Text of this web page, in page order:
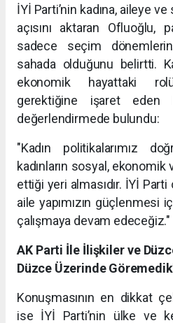
İYİ Parti’nin kadına, aileye
açısını aktaran Ofluoğlu,
sadece seçim
sahada olduğunu belirtti.
ekonomik hayattaki
gerektiğine işaret eden
değerlendirmede bulundu:
"Kadın politikalarımız
kadınların sosyal,
ettiği yeri almasıdır. İYİ Parti
aile yapımızın güçlenmesi
çalışmaya devam edeceğiz."
AK Parti İle İlişkiler ve
Düzce Üzerinde
Konuşmasının en dikkat
ise İYİ Parti’nin ülke ve